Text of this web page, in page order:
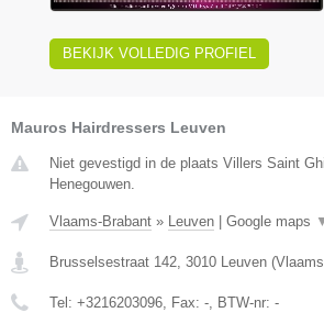
BEKIJK VOLLEDIG PROFIEL
Mauros Hairdressers Leuven
Niet gevestigd in de plaats Villers Saint
Henegouwen.
Vlaams-Brabant » Leuven Google maps
Brusselsestraat 142 3010 Leuven (
Tel: +3216203096 , Fax: - , BTW-nr: -